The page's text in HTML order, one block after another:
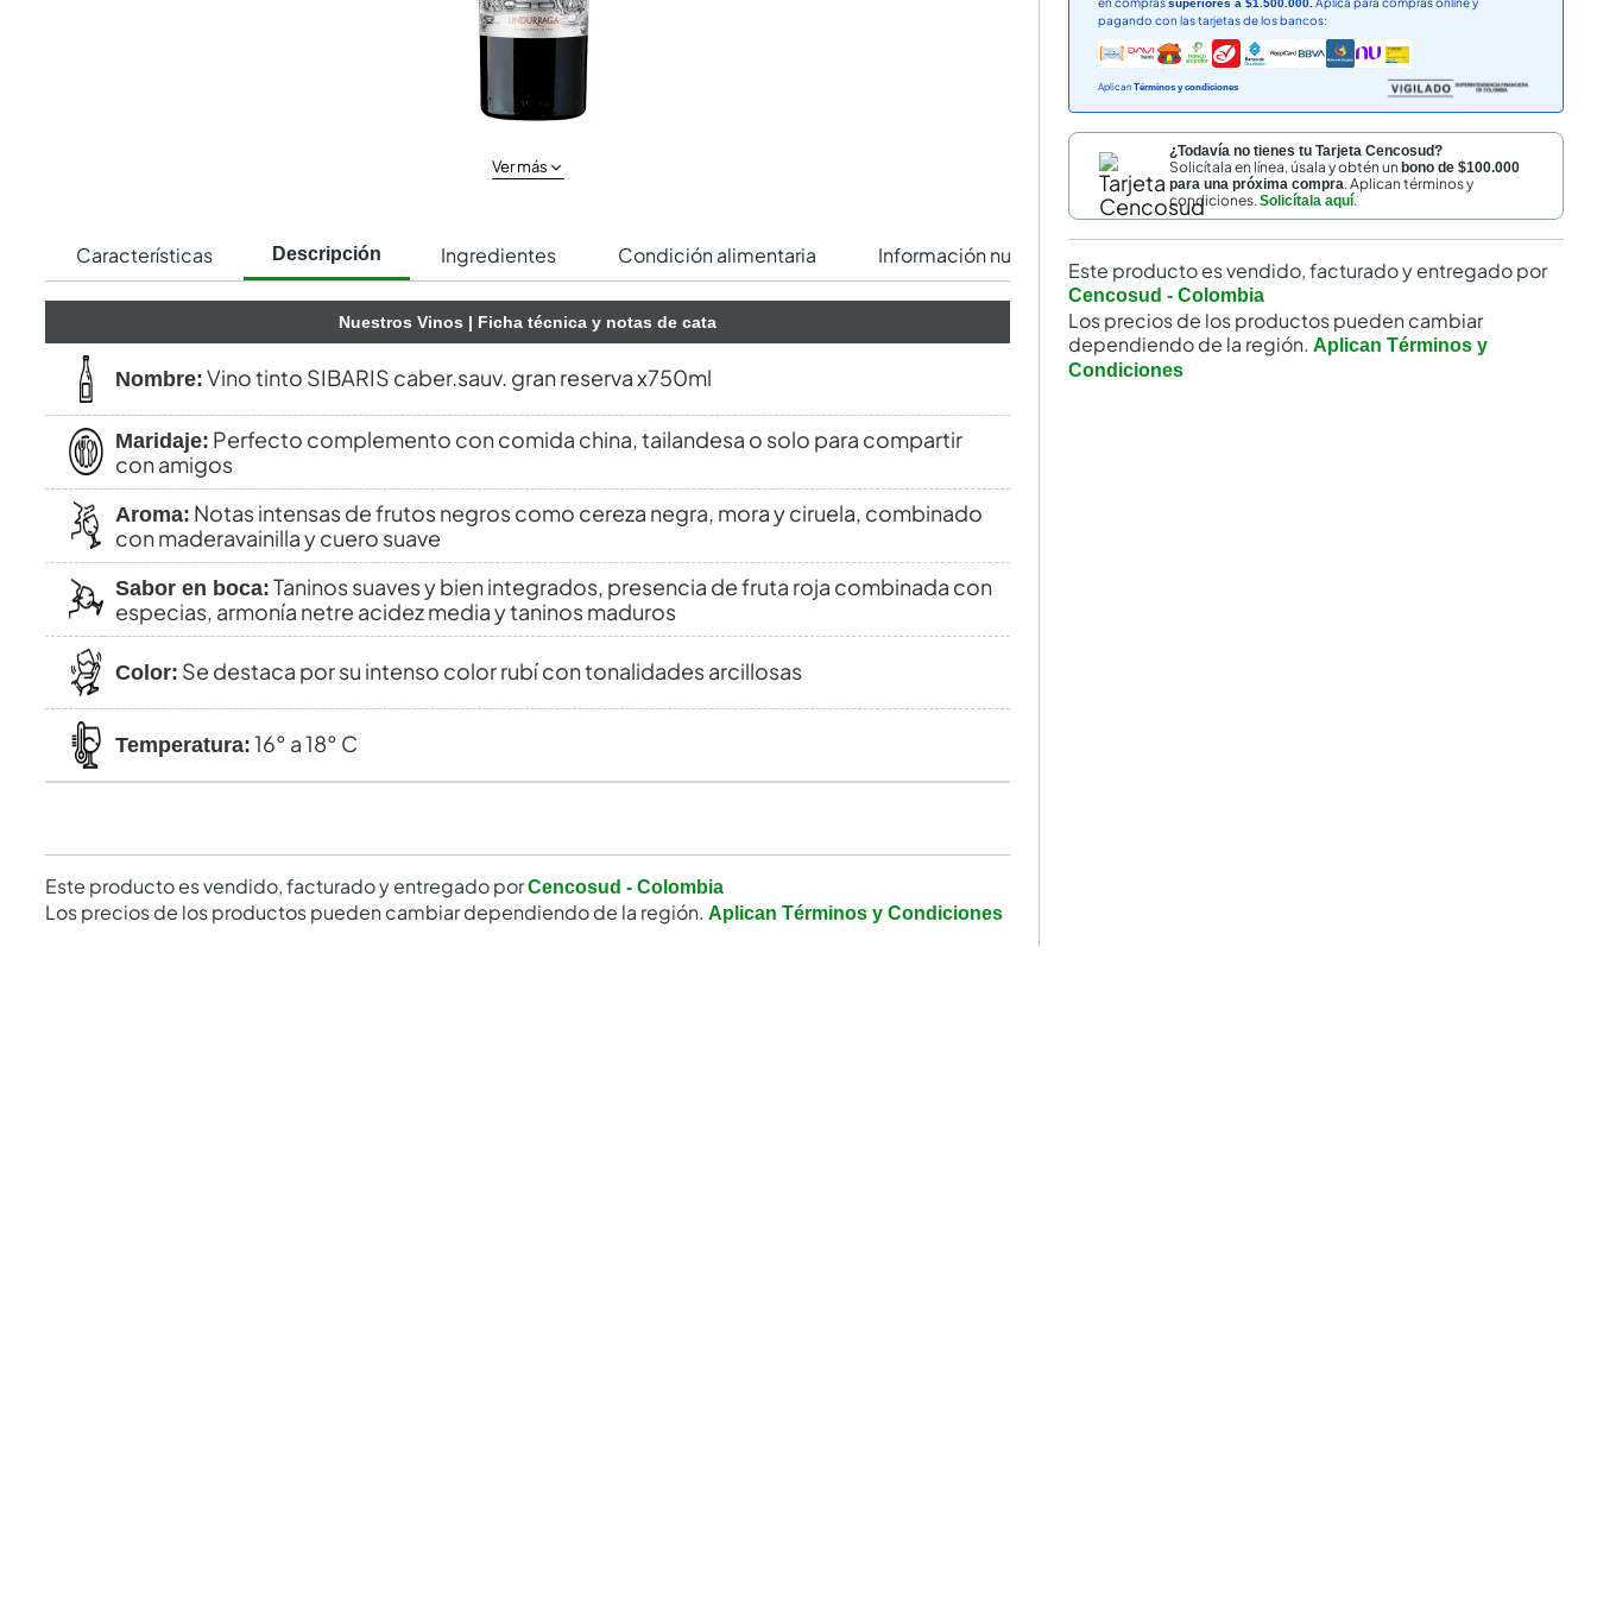
Ver más
Características Descripción Ingredientes Condición alimentaria Información nutricional
Nuestros Vinos | Ficha técnica y notas de cata
Nombre: Vino tinto SIBARIS caber.sauv. gran reserva x750ml
Maridaje: Perfecto complemento con comida china, tailandesa o solo para compartir
con amigos
Aroma: Notas intensas de frutos negros como cereza negra, mora y ciruela, combinado
con maderavainilla y cuero suave
Sabor en boca: Taninos suaves y bien integrados, presencia de fruta roja combinada con
especias, armonía netre acidez media y taninos maduros
Color: Se destaca por su intenso color rubí con tonalidades arcillosas
Temperatura: 16° a 18° C
Este producto es vendido, facturado y entregado porCencosud - Colombia
Los precios de los productos pueden cambiar dependiendo de la región. Aplican Términos y Condiciones
superiores a $1.500.000.
pagando con las tarjetas de los bancos:
Aplican Términos y condiciones
¿Todavía no tienes tu Tarjeta Cencosud?
Solicítala en línea, úsala y obtén unbono de $100.000
para una próxima compra. Aplican términos y
condiciones.Solicítala aquí.
Este producto es vendido, facturado y entregado por
Cencosud - Colombia
Los precios de los productos pueden cambiar
dependiendo de la región. Aplican Términos y
Condiciones